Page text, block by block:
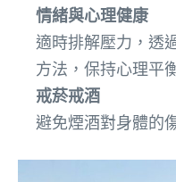
情緒與心理健康
適時排解壓力，透
方法，保持心理平
戒菸戒酒
避免煙酒對身體的